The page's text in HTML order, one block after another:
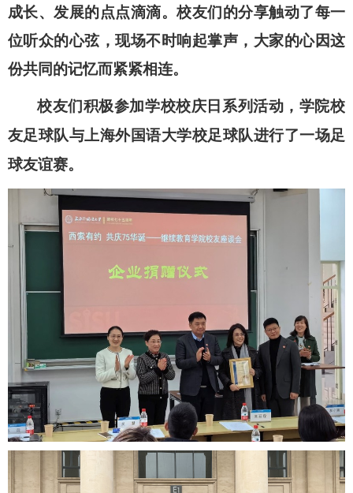
成长、发展的点点滴滴。校友们的分享触动了每一
位听众的心弦，现场不时响起掌声，大家的心因这
份共同的记忆而紧紧相连。
校友们积极参加学校校庆日系列活动，学院校
友足球队与上海外国语大学校足球队进行了一场足
球友谊赛。